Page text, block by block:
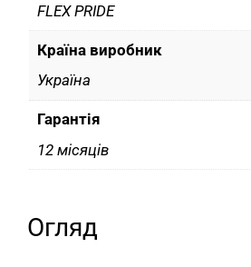
FLEX PRIDE
Країна виробник
Україна
Гарантія
12 місяців
Огляд